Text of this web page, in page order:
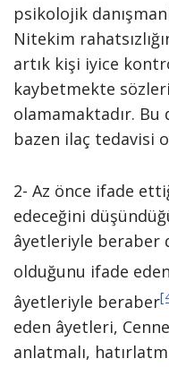
psikolojik
Nitekim
artık kişi iyice
kaybetmekte
olamamaktadır.
bazen ilaç tedavisi
2- Az önce ifade
edeceğini
âyetleriyle beraber
olduğunu ifade
âyetleriyle beraber
eden âyetleri,
anlatmalı,